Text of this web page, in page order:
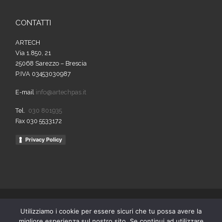
CONTATTI
ARTECH
Via 1.850, 21
25068 Sarezzo – Brescia
P.IVA 03453030987
E-mail info@artechpas.it
Tel. 030 801935
Fax 030 5533172
Privacy Policy
Powered by WP – Designed con il tema Customizr
Utilizziamo i cookie per essere sicuri che tu possa avere la